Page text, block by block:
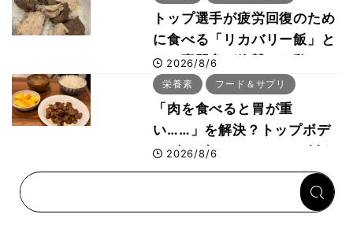
解説
トップ選手が疲労回復のため
に食べる「リカバリー飯」と
は？専門家が絶賛した鶏レバ
ー活用法
2026/8/6
栄養素 フード＆サプリ
「肉を食べると胃が重
い……」を解決？トップボデ
ィビルダーのリカバリー飯を
専門家がロジカル解説
2026/8/6